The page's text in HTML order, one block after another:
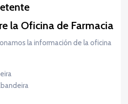
la Oficina de Farmacia
la información de la oficina